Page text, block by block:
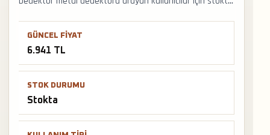
kullanıcılar için ayrım modu, sesli hedef tepkisi ve stabil
geneli kargo ve mağazadan teslimat desteğiyle satış ve
teslimat desteği hızlıca alınabilir.
GÜNCEL FIYAT
6.941 TL
STOK DURUMU
Stokta